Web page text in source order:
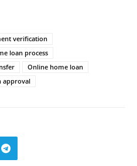
verification
loan process
Online home loan
approval